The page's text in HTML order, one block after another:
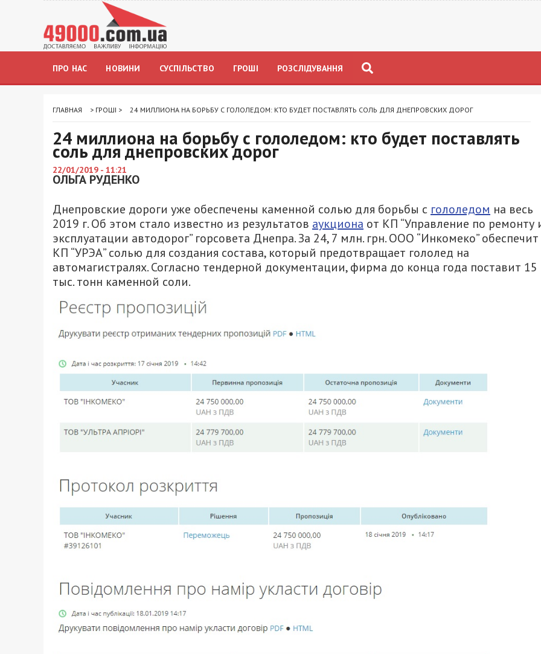
ПРО НАС НОВИНИ СУСПІЛЬСТВО ГРОШІ РОЗСЛІДУВАННЯ
ГЛАВНАЯ > ГРОШІ > 24 МИЛЛИОНА НА БОРЬБУ С ГОЛОЛЕДОМ: КТО БУДЕТ ПОСТАВЛЯТЬ СОЛЬ ДЛЯ ДНЕПРОВСКИХ ДОРОГ
24 миллиона на борьбу с гололедом: кто будет поставлять
соль для днепровских дорог
22/01/2019 - 11:21
ОЛЬГА РУДЕНКО
Днепровские дороги уже обеспечены каменной солью для борьбы с гололедом на весь
2019 г. Об этом стало известно из результатов аукциона от КП “Управление по ремонту
эксплуатации автодорог” горсовета Днепра. За 24, 7 млн. грн. ООО “Инкомеко” обеспечит
КП “УРЭА” солью для создания состава, который предотвращает гололед на
автомагистралях. Согласно тендерной документации, фирма до конца года поставит 15
тыс. тонн каменной соли.